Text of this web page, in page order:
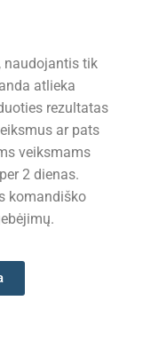
naudojantis tik
atlieka
rezultatas
ar pats
veiksmams
2 dienas.
komandiško